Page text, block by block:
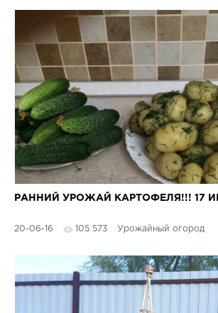
РАННИЙ УРОЖАЙ КАРТОФЕЛЯ!!! 17
20-06-16 105 573 Урожайный огород